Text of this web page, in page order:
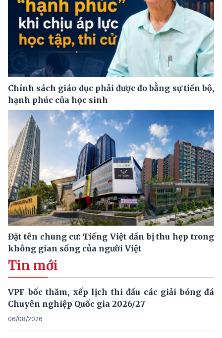
Chính sách giáo dục phải được đo bằng sự tiến bộ,
hạnh phúc của học sinh
Đặt tên chung cư: Tiếng Việt dần bị thu hẹp trong
không gian sống của người Việt
Tin mới
VPF bốc thăm, xếp lịch thi đấu các giải bóng đá
Chuyên nghiệp Quốc gia 2026/27
06/08/2026